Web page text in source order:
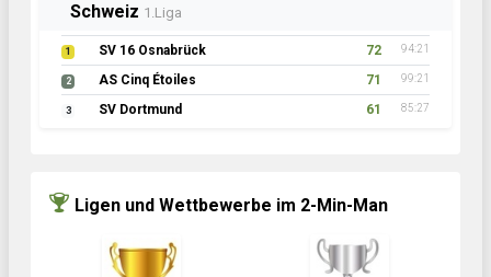
Schweiz 1.Liga
1 SV 16 Osnabrück 72 94:21
2 AS Cinq Étoiles 71 99:21
3 SV Dortmund 61 85:27
Ligen und Wettbewerbe im 2-Min-Man